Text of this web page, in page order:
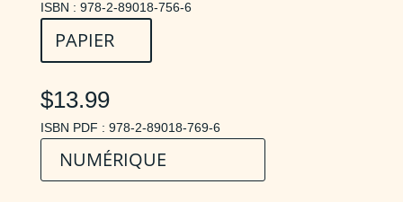
ISBN : 978-2-89018-756-6
PAPIER
$13.99
ISBN PDF : 978-2-89018-769-6
NUMÉRIQUE